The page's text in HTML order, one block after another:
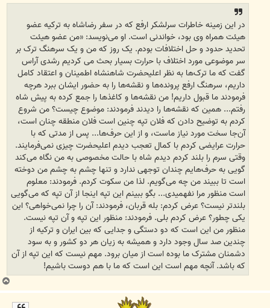
در این زمینه خاطرات سرلشکر ارفع که در سفر رضاشاه به ترکیه عضو
هیئت همراه وی بود، خواندنی است. او می‌نویسد: «من عضو هیئت
تحدید حدود و حل اختلافات بودم. یک روز که من و یک سرهنگ ترک بر
سر موضوعی مورد اختلاف با حرارت بسیار بحث می ‌کردیم رشدی آراس
گفت که ما ترک‌ها به نظر اعلیحضرت شاهنشاه اطمینان و اعتقاد کامل
داریم، سرهنگ ارفع پرونده‌ها و نقشه‌ها را به حضور ایشان ببرد هرچه
فرمودند ما قبول داریم! من نقشه‌ها و کاغذها را جمع کرده به پیش شاه
رفتم... همین که نقشه‌ها را دیدند فرمودند: موضوع چیست؟ من شروع
کردم به توضیح دادن که فلان تپه چنین است فلان منطقه چنان است،
آن‌جا سخت مورد نیاز ماست، و از این حرف‌ها... پس از مدتی که با
حرارت عرایضی کردم با کمال تعجب دیدم اعلیحضرت چیزی نمی‌فرمایند.
وقتی سرم را بلند کردم دیدم شاه با حالت مخصوصی به من نگاه می‌کند
گویی به حرف‌هایم چندان توجهی ندارد و تنها چشم به چشم من دوخته
است تا ببیند من چه می‌‌گویم. لذا من سکوت کردم. فرمودند: معلوم
است منظور مرا نفهمیدی... بگو ببینم این تپه اینجا از آن‌ تپه که می‌گویی
بلندتر نیست؟ عرض کردم: بله قربان، فرمودند: آن را چرا نمی‌خواهی؟ این
یکی چطور؟ عرض کردم بلی. فرمودند: منظور این تپه و آن تپه نیست.
منظور من این است که دو دستگی و جدایی که بین ایران و ترکیه از
چندین صد سال وجود دارد و همیشه به زیان هر دو کشور و به سود
دشمنان مشترک ما بوده است از میان برود. مهم نیست که این تپه از آن
که باشد. آنچه مهم است این است که ما با هم دوست باشیم!